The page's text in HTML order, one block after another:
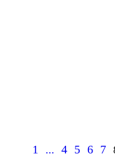
1 ... 4 5 6 7